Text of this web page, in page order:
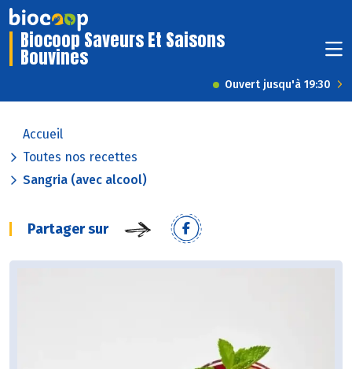
Biocoop Saveurs Et Saisons
Bouvines
Ouvert jusqu'à 19:30
Accueil
Toutes nos recettes
Sangria (avec alcool)
Partager sur